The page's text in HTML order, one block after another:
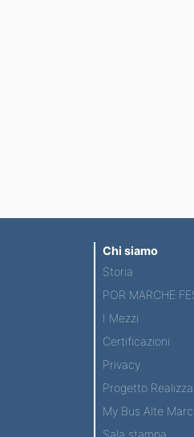
Chi siamo
Storia
POR MARCHE
I Mezzi
Certificazioni
Privacy
Progetto
My Bus Alte